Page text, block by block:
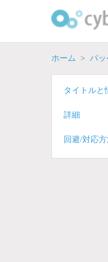
ホーム パッ
タイトルと
詳細
回避/対応